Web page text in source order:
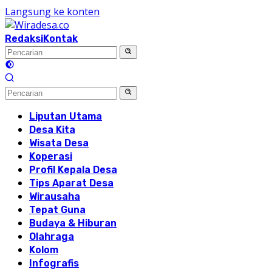
Langsung ke konten
RedaksiKontak
Liputan Utama
Desa Kita
Wisata Desa
Koperasi
Profil Kepala Desa
Tips Aparat Desa
Wirausaha
Tepat Guna
Budaya & Hiburan
Olahraga
Kolom
Infografis